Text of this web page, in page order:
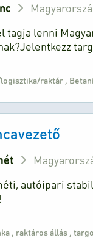
tagja lenni
raktár
autóipari
raktáros állás ,